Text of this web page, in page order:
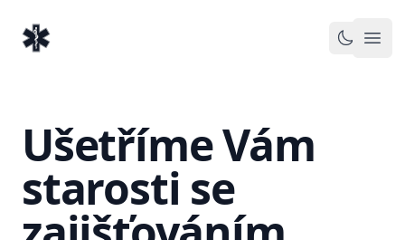
EventMedic.cz
Toggle
Ušetříme Vám
starosti se